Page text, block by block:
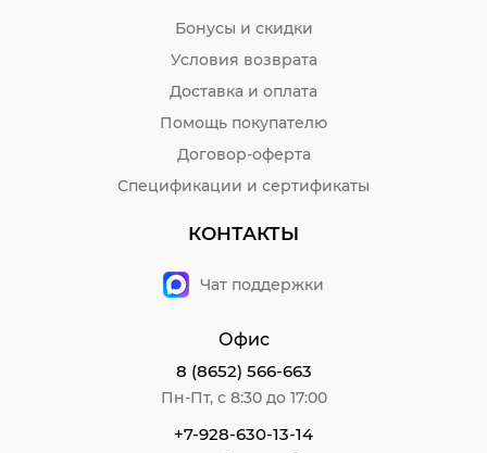
Бонусы и скидки
Условия возврата
Доставка и оплата
Помощь покупателю
Договор-оферта
Спецификации и сертификаты
КОНТАКТЫ
Чат поддержки
Офис
8 (8652) 566-663
Пн-Пт, с 8:30 до 17:00
+7-928-630-13-14